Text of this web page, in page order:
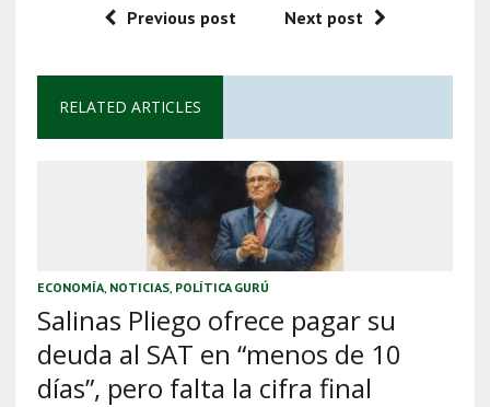
Previous post Next post
RELATED ARTICLES
ECONOMÍA, NOTICIAS, POLÍTICA GURÚ
Salinas Pliego ofrece pagar su
deuda al SAT en “menos de 10
días”, pero falta la cifra final